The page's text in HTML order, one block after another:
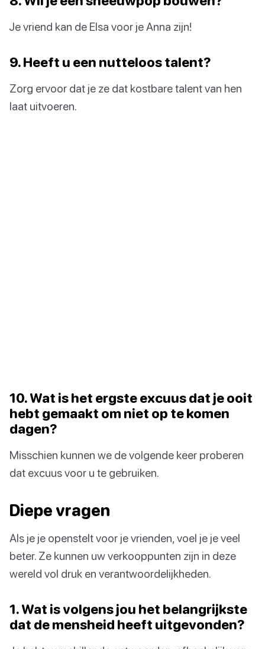
Je vriend kan de Elsa voor je Anna zijn!
9. Heeft u een nutteloos talent?
Zorg ervoor dat je ze dat kostbare talent van hen
laat uitvoeren.
10. Wat is het ergste excuus dat je ooit
hebt gemaakt om niet op te komen
dagen?
Misschien kunnen we de volgende keer proberen
dat excuus voor u te gebruiken.
Diepe vragen
Als je je openstelt voor je vrienden, voel je je veel
beter. Ze kunnen uw verkooppunten zijn in deze
wereld vol druk en verantwoordelijkheden.
1. Wat is volgens jou het belangrijkste
dat de mensheid heeft uitgevonden?